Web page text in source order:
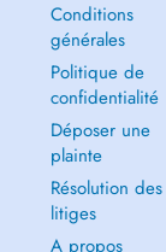
Conditions
générales
Politique de
confidentialité
Déposer une
plainte
Résolution des
litiges
A propos